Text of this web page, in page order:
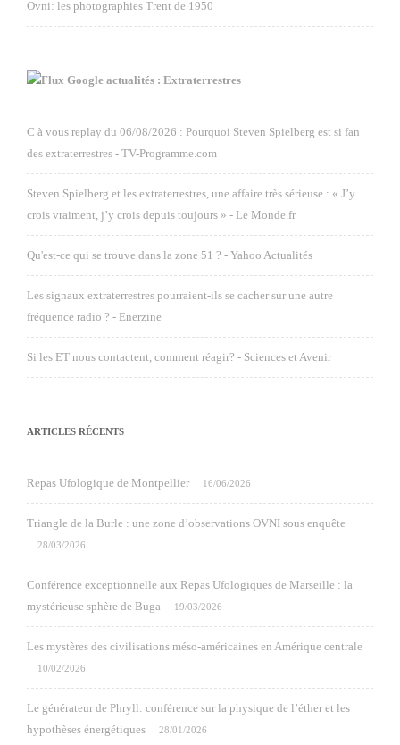
Ovni: les photographies Trent de 1950
Google actualités : Extraterrestres
C à vous replay du 06/08/2026 : Pourquoi Steven Spielberg est si fan
des extraterrestres - TV-Programme.com
Steven Spielberg et les extraterrestres, une affaire très sérieuse : « J’y
crois vraiment, j’y crois depuis toujours » - Le Monde.fr
Qu'est-ce qui se trouve dans la zone 51 ? - Yahoo Actualités
Les signaux extraterrestres pourraient-ils se cacher sur une autre
fréquence radio ? - Enerzine
Si les ET nous contactent, comment réagir? - Sciences et Avenir
ARTICLES RÉCENTS
Repas Ufologique de Montpellier 16/06/2026
Triangle de la Burle : une zone d’observations OVNI sous enquête
28/03/2026
Conférence exceptionnelle aux Repas Ufologiques de Marseille : la
mystérieuse sphère de Buga
19/03/2026
Les mystères des civilisations méso-américaines en Amérique centrale
10/02/2026
Le générateur de Phryll: conférence sur la physique de l’éther et les
hypothèses énergétiques
28/01/2026